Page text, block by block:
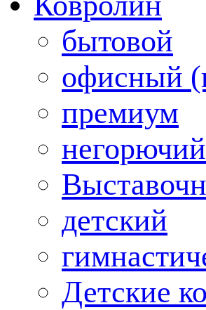
бытовой
офисный
премиум
детский
Детские